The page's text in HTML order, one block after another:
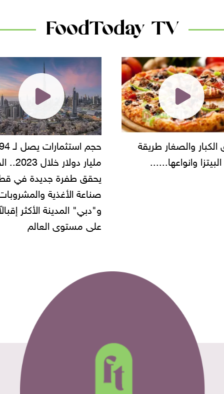
FoodToday TV
مليار دولار خلال 2023.. الخليج
"أمن القاهرة"
شركة مطاعم
أموال المواطنين